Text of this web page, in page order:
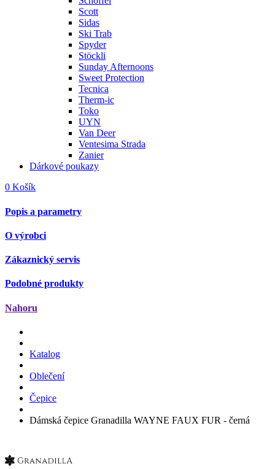
Scott
Sidas
Ski Trab
Spyder
Stöckli
Sunday Afternoons
Sweet Protection
Tecnica
Therm-ic
Toko
UYN
Van Deer
Ventesima Strada
Zanier
Dárkové poukazy
0 Košík
Popis a parametry
O výrobci
Zákaznický servis
Podobné produkty
Nahoru
Katalog
Oblečení
Čepice
Dámská čepice Granadilla WAYNE FAUX FUR - černá